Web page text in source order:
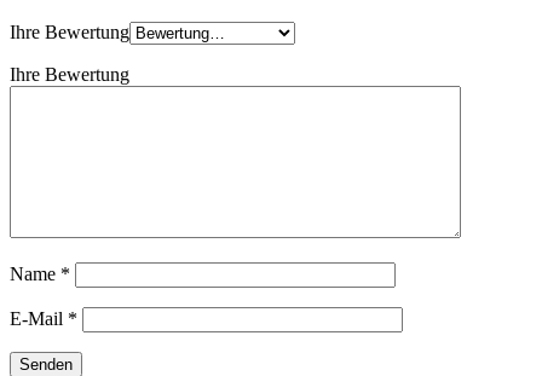
Ihre Bewertung
Ihre Bewertung
Name *
E-Mail *